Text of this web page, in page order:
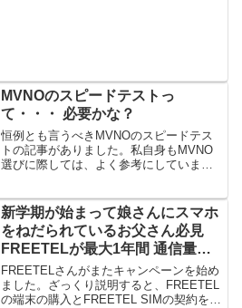
MVNOのスピードテストっ
て・・・ 必要かな？
恒例とも言うべきMVNOのスピードテス
トの記事がありました。私自身もMVNO
選びに際しては、よく参考にしていま
している時にスピードが気になったこと
がほとんどないからです...
新学期が始まって娘さんにスマホ
をねだられているお父さん必見
FREETELが最大1年間 通信量
（1GB)無料キャンペーンを実
施！
FREETELさんがまたキャンペーンを始め
ました。ざっくり説明すると、FREETEL
の端末の購入とFREETEL SIMの契約を行